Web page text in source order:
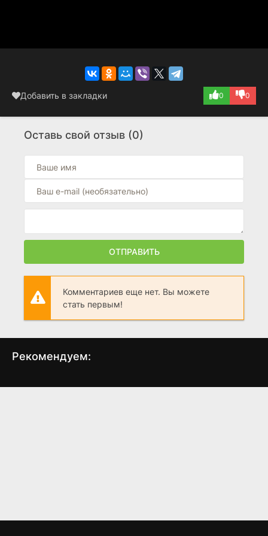
Добавить в закладки 0 0
Оставь свой отзыв (0)
ОТПРАВИТЬ
Комментариев еще нет. Вы можете
стать первым!
Рекомендуем:
Бегущий человек
Девушка из каюты